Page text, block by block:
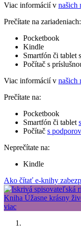
Viac informácií v našich
Prečítate na zariadeniach:
Pocketbook
Kindle
Smartfón či tablet
Počítač s
Viac informácií v našich
Prečítate na:
Pocketbook
Smartfón či tablet
Počítač s
Neprečítate na:
Kindle
Ako čítať e-knihy